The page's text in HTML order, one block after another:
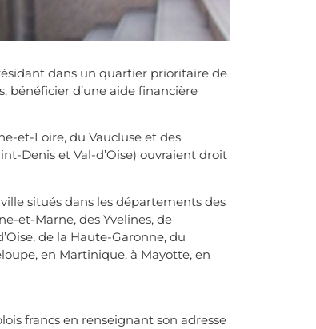
dans un quartier prioritaire de
bénéficier d’une aide financière
et-Loire, du Vaucluse et des
Denis et Val-d’Oise) ouvraient droit
situés dans les départements des
et-Marne, des Yvelines, de
de la Haute-Garonne, du
en Martinique, à Mayotte, en
francs en renseignant son adresse